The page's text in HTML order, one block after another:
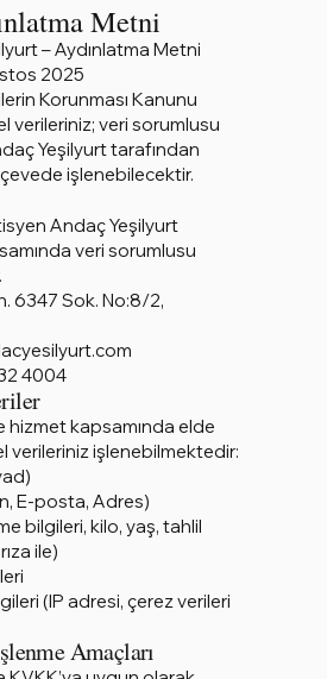
Metni
– Aydınlatma Metni
2025
Korunması Kanunu
verileriniz; veri sorumlusu
Yeşilyurt tarafından
işlenebilecektir.
Andaç Yeşilyurt
veri sorumlusu
6347 Sok. No:8/2,
4004
hizmet kapsamında elde
verileriniz işlenebilmektedir:
E-posta, Adres)
bilgileri, kilo, yaş, tahlil
ile)
(IP adresi, çerez verileri
Amaçları